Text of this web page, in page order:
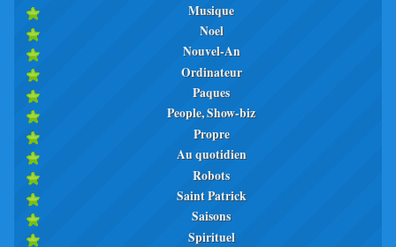
Musique
Noel
Nouvel-An
Ordinateur
Paques
People, Show-biz
Propre
Au quotidien
Robots
Saint Patrick
Saisons
Spirituel